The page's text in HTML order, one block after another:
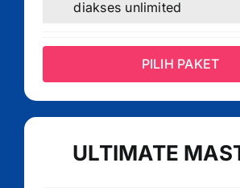
diakses unlimited
PILIH PAKET
ULTIMATE